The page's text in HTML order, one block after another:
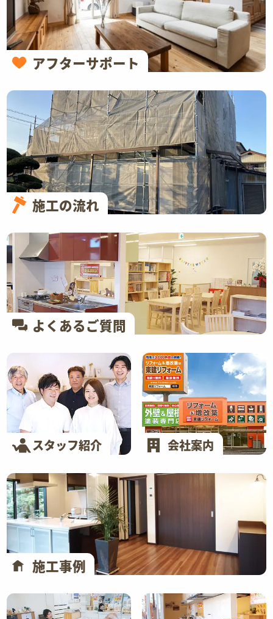
アフターサポート
施工の流れ
よくあるご質問
スタッフ紹介 会社案内
施工事例